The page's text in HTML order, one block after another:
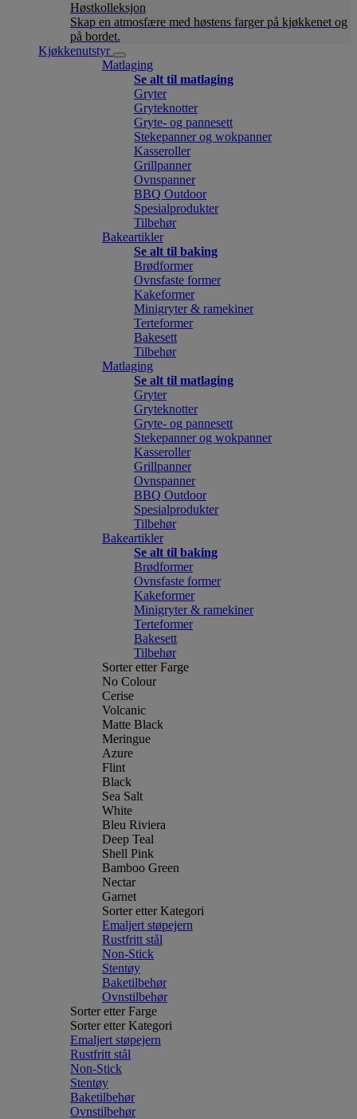
Høstkolleksjon
Skap en atmosfære med høstens farger på kjøkkenet og
på bordet.
Kjøkkenutstyr
Matlaging
Se alt til matlaging
Gryter
Gryteknotter
Gryte- og pannesett
Stekepanner og wokpanner
Kasseroller
Grillpanner
Ovnspanner
BBQ Outdoor
Spesialprodukter
Tilbehør
Bakeartikler
Se alt til baking
Brødformer
Ovnsfaste former
Kakeformer
Minigryter & ramekiner
Terteformer
Bakesett
Tilbehør
Matlaging
Se alt til matlaging
Gryter
Gryteknotter
Gryte- og pannesett
Stekepanner og wokpanner
Kasseroller
Grillpanner
Ovnspanner
BBQ Outdoor
Spesialprodukter
Tilbehør
Bakeartikler
Se alt til baking
Brødformer
Ovnsfaste former
Kakeformer
Minigryter & ramekiner
Terteformer
Bakesett
Tilbehør
Sorter etter Farge
No Colour
Cerise
Volcanic
Matte Black
Meringue
Azure
Flint
Black
Sea Salt
White
Bleu Riviera
Deep Teal
Shell Pink
Bamboo Green
Nectar
Garnet
Sorter etter Kategori
Emaljert støpejern
Rustfritt stål
Non-Stick
Stentøy
Baketilbehør
Ovnstilbehør
Sorter etter Farge
Sorter etter Kategori
Emaljert støpejern
Rustfritt stål
Non-Stick
Stentøy
Baketilbehør
Ovnstilbehør